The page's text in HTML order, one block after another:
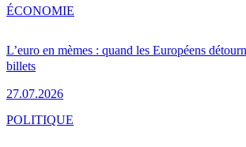
L’euro en mèmes : quand les Européens
billets
27.07.2026
ÉCONOMIE
POLITIQUE